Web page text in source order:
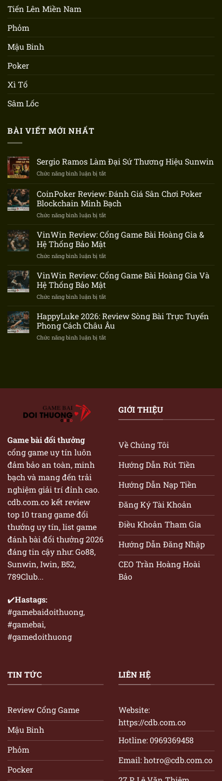
Tiến Lên Miền Nam
Phỏm
Mậu Binh
Poker
Xì Tố
Sâm Lốc
BÀI VIẾT MỚI NHẤT
Sergio Ramos Làm Đại Sứ Thương Hiệu Sunwin
Chức năng bình luận bị tắt
Ramos
Làm
Đại
Hiệu
Sunwin
CoinPoker Review: Đánh Giá Sân Chơi Poker
Blockchain Minh Bạch
Chức năng bình luận bị tắt
Review:
Đánh
Poker
Blockchain
VinWin Review: Cổng Game Bài Hoàng Gia &
Hệ Thống Bảo Mật
Chức năng bình luận bị tắt
Review:
Cổng
Gia
&
Hệ
VinWin Review: Cổng Game Bài Hoàng Gia Và
Hệ Thống Bảo Mật
Chức năng bình luận bị tắt
Review:
Cổng
Game
Bảo
HappyLuke 2026: Review Sòng Bài Trực Tuyến
Phong Cách Châu Âu
Chức năng bình luận bị tắt
Trực
Cách
Châu
Game bài đổi thưởng
cổng game uy tín luôn
đảm bảo an toàn, minh
bạch và mang đến trải
nghiệm giải trí đỉnh cao.
cdb.com.co kết review
top 10 trang game đổi
thưởng uy tín, list game
đánh bài đổi thưởng 2026
đáng tin cậy như: Go88,
Sunwin, Iwin, B52,
789Club...
✔️Hastags:
#gamebaidoithuong,
#gamebai,
#gamedoithuong
GIỚI THIỆU
Về Chúng Tôi
Hướng Dẫn Rút Tiền
Hướng Dẫn Nạp Tiền
Đăng Ký Tài Khoản
Điều Khoản Tham Gia
Hướng Dẫn Đăng Nhập
CEO Trần Hoàng Hoài
Bảo
TIN TỨC
Review Cổng Game
Mậu Binh
Phỏm
Pocker
LIÊN HỆ
Website:
https://cdb.com.co
Hotline: 0969369458
Email:hotro@cdb.com.co